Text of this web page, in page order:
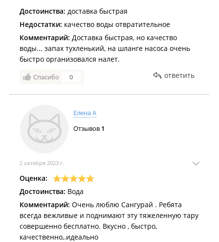
Достоинства: доставка быстрая
Недостатки: качество воды отвратительное
Комментарий: Доставка быстрая, но качество
воды... запах тухленький, на шланге насоса очень
быстро организовался налет.
Спасибо 0 ответить
Елена А
Отзывов 1
2 октября 2023 г.
Оценка:
Достоинства: Вода
Комментарий: Очень люблю Сангурай . Ребята
всегда вежливые и поднимают эту тяжеленную тару
совершенно бесплатно. Вкусно , быстро,
качественно,.идеально